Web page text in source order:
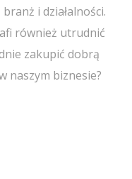
i działalności.
również utrudnić
zakupić dobrą
naszym biznesie?